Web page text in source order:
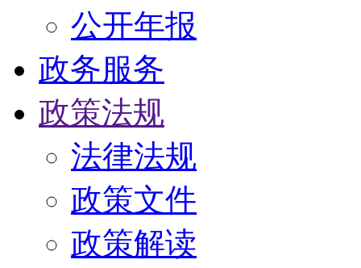
公开年报
政务服务
政策法规
法律法规
政策文件
政策解读